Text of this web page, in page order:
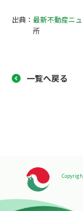
出典： 最新不動産ニ
所
一覧へ戻る